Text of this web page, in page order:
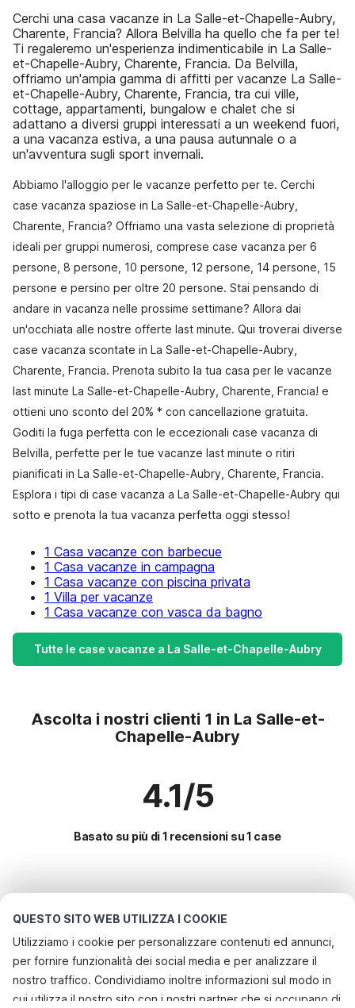
QUESTO SITO WEB UTILIZZA I COOKIE
Utilizziamo i cookie per personalizzare contenuti ed annunci,
per fornire funzionalità dei social media e per analizzare il
nostro traffico. Condividiamo inoltre informazioni sul modo in
cui utilizza il nostro sito con i nostri partner che si occupano di
Cerchi una casa vacanze in La Salle-et-Chapelle-Aubry,
Charente, Francia? Allora Belvilla ha quello che fa per te!
Ti regaleremo un'esperienza indimenticabile in La Salle-
et-Chapelle-Aubry, Charente, Francia. Da Belvilla,
offriamo un'ampia gamma di affitti per vacanze La Salle-
et-Chapelle-Aubry, Charente, Francia, tra cui ville,
cottage, appartamenti, bungalow e chalet che si
adattano a diversi gruppi interessati a un weekend fuori,
a una vacanza estiva, a una pausa autunnale o a
un'avventura sugli sport invernali.
Abbiamo l'alloggio per le vacanze perfetto per te. Cerchi
case vacanza spaziose in La Salle-et-Chapelle-Aubry,
Charente, Francia? Offriamo una vasta selezione di proprietà
ideali per gruppi numerosi, comprese case vacanza per 6
persone, 8 persone, 10 persone, 12 persone, 14 persone, 15
persone e persino per oltre 20 persone. Stai pensando di
andare in vacanza nelle prossime settimane? Allora dai
un'occhiata alle nostre offerte last minute. Qui troverai diverse
case vacanza scontate in La Salle-et-Chapelle-Aubry,
Charente, Francia. Prenota subito la tua casa per le vacanze
last minute La Salle-et-Chapelle-Aubry, Charente, Francia! e
ottieni uno sconto del 20% * con cancellazione gratuita.
Goditi la fuga perfetta con le eccezionali case vacanza di
Belvilla, perfette per le tue vacanze last minute o ritiri
pianificati in La Salle-et-Chapelle-Aubry, Charente, Francia.
Esplora i tipi di case vacanza a La Salle-et-Chapelle-Aubry qui
sotto e prenota la tua vacanza perfetta oggi stesso!
1 Casa vacanze con barbecue
1 Casa vacanze in campagna
1 Casa vacanze con piscina privata
1 Villa per vacanze
1 Casa vacanze con vasca da bagno
Tutte le case vacanze a La Salle-et-Chapelle-Aubry
Ascolta i nostri clienti 1 in La Salle-et-
Chapelle-Aubry
4.1/5
Basato su più di 1 recensioni su 1 case
vacanze
Città con i migliori servizi per le vacanze
Casa vacanze a misura di bambino assignan
Casa vacanze a misura di bambino les-aires
Servizi più popolari per le vacanze in La-salle-et-chapelle-
aubry